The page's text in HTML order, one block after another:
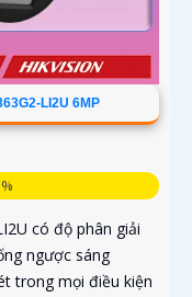
LI2U 6MP
có độ phân giải
ngược sáng
trong mọi điều kiện